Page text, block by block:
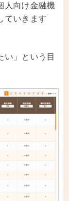
人向け金融機
ていきます
い」という目